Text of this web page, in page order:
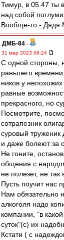
Тимур, в 05.47 ты
над собой
Вообще-то - Дядя
ДМБ-84 -
31 мар 2023 06:24
С одной стороны,
раньшего
ников у
равные
прекрасного, но
Посмотрите,
сотрапезник
суровый труженик
и даже болеют за
Не гоните,
общения с
не полезет, не так
Пусть поучит нас
Нам обязательно
алкоголя надо
компании, "в
суток"(с) их
Кстати ( с